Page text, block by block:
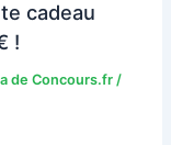
cadeau
!
de Concours.fr /